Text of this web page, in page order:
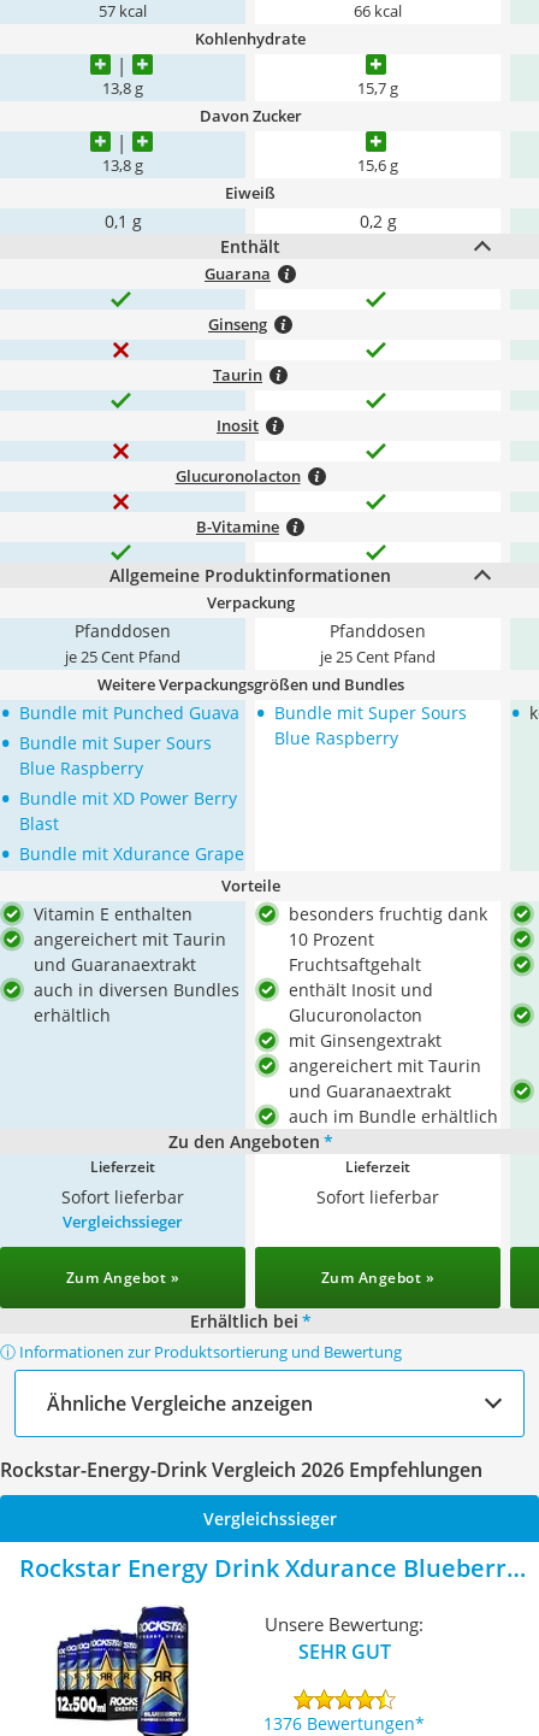
57 kcal 66 kcal
Kohlenhydrate
13,8 g 15,7 g
Davon Zucker
13,8 g 15,6 g
Eiweiß
0,1 g
0,2 g
Enthält
Guarana
Ginseng
Taurin
Inosit
Glucuronolacton
B-Vitamine
Allgemeine Produktinformationen
Verpackung
Pfanddosen
je 25 Cent Pfand
Pfanddosen
je 25 Cent Pfand
Weitere Verpackungsgrößen und Bundles
• Bundle mit Punched Guava
• Bundle mit Super Sours
Blue Raspberry
• Bundle mit XD Power Berry
Blast
• Bundle mit Xdurance Grape
• Bundle mit Super Sours
Blue Raspberry
•
Vorteile
Vitamin E enthalten
angereichert mit Taurin
und Guaranaextrakt
auch in diversen Bundles
erhältlich
besonders fruchtig dank
10 Prozent
Fruchtsaftgehalt
enthält Inosit und
Glucuronolacton
mit Ginsengextrakt
angereichert mit Taurin
und Guaranaextrakt
auch im Bundle erhältlich
Zu den Angeboten *
Lieferzeit
Sofort lieferbar
Lieferzeit
Sofort lieferbar
Vergleichssieger
Zum Angebot » Zum Angebot »
Erhältlich bei *
ⓘ Informationen zur Produktsortierung und Bewertung
Ähnliche Vergleiche anzeigen
Rockstar-Energy-Drink Vergleich 2026 Empfehlungen
Vergleichssieger
Rockstar Energy Drink Xdurance Blueberry
Pomegranate Acai
Unsere Bewertung:
SEHR GUT
1376 Bewertungen